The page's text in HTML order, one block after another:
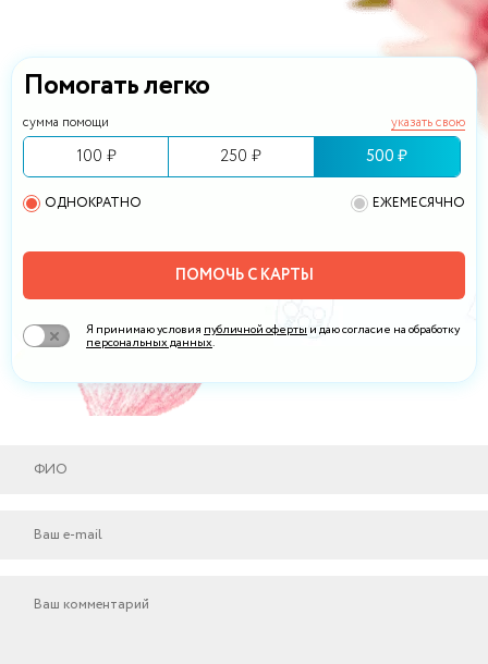
Помогать легко
сумма помощи указать свою
100 ₽ 250 ₽ 500 ₽
ОДНОКРАТНО ЕЖЕМЕСЯЧНО
ПОМОЧЬ С КАРТЫ
Я принимаю условия публичной оферты и даю согласие на обработку
персональных данных.